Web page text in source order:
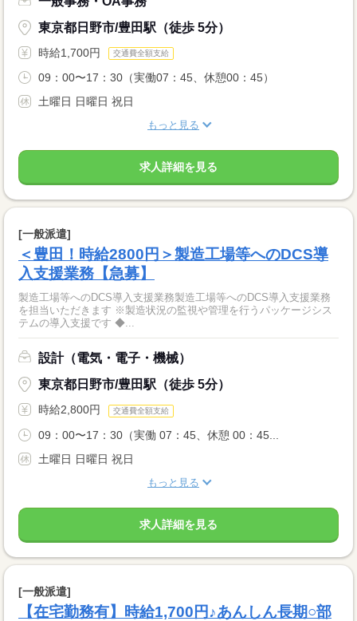
東京都日野市/豊田駅（徒歩 5分）
時給1,700円 交通費全額支給
09：00〜17：30（実働07：45、休憩00：45）
土曜日 日曜日 祝日
もっと見る
求人詳細を見る
[一般派遣]
＜豊田！時給2800円＞製造工場等へのDCS導
入支援業務【急募】
製造工場等へのDCS導入支援業務製造工場等へのDCS導入支援業務
を担当いただきます ※製造状況の監視や管理を行うパッケージシス
テムの導入支援です ◆...
設計（電気・電子・機械）
東京都日野市/豊田駅（徒歩 5分）
時給2,800円 交通費全額支給
09：00〜17：30（実働 07：45、休憩 00：45...
土曜日 日曜日 祝日
もっと見る
求人詳細を見る
[一般派遣]
【在宅勤務有】時給1,700円♪あんしん長期○部